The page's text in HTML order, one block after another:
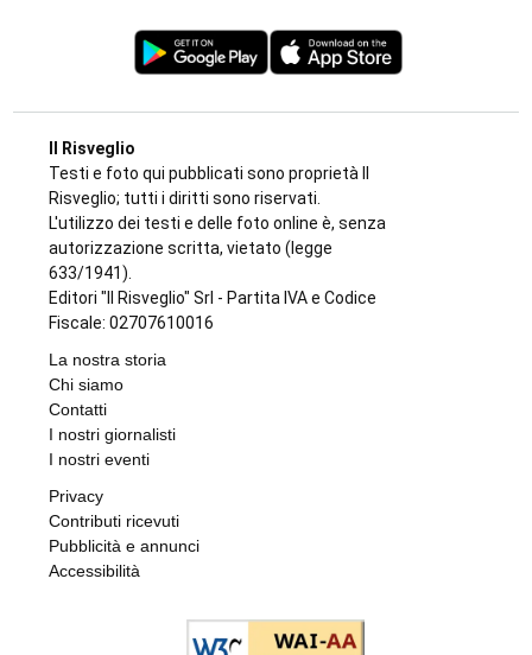
Il Risveglio
Testi e foto qui pubblicati sono proprietà Il
Risveglio; tutti i diritti sono riservati.
L'utilizzo dei testi e delle foto online è, senza
autorizzazione scritta, vietato (legge
633/1941).
Editori "Il Risveglio" Srl - Partita IVA e Codice
Fiscale: 02707610016
La nostra storia
Chi siamo
Contatti
I nostri giornalisti
I nostri eventi
Privacy
Contributi ricevuti
Pubblicità e annunci
Accessibilità